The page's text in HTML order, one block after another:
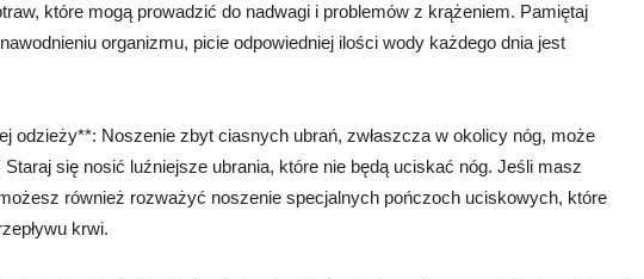
które mogą prowadzić do nadwagi i problemów z krążeniem. Pamiętaj
organizmu, picie odpowiedniej ilości wody każdego dnia jest
odzieży**: Noszenie zbyt ciasnych ubrań, zwłaszcza w okolicy nóg, może
Staraj się nosić luźniejsze ubrania, które nie będą uciskać nóg. Jeśli masz
również rozważyć noszenie specjalnych pończoch uciskowych, które
krwi.